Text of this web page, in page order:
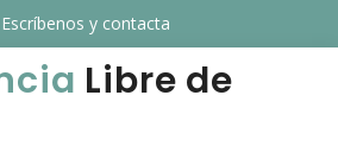
Escríbenos y contacta
Libre de